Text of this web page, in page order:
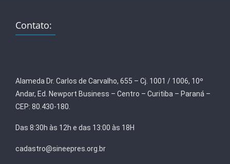
Contato:
Alameda Dr. Carlos de Carvalho, 655 – Cj. 1001 / 1006, 10º
Andar, Ed. Newport Business – Centro – Curitiba – Paraná –
CEP: 80.430-180.
Das 8:30h às 12h e das 13:00 às 18H
cadastro@sineepres.org.br